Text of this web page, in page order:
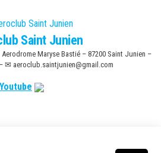
Saint Junien
Maryse Bastié – 87200 Saint Junien –
✉ aeroclub.saintjunien@gmail.com
Youtube